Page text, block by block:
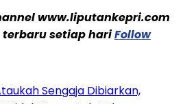
www.liputankepri.com
setiap hariFollow
Sengaja Dibiarkan,